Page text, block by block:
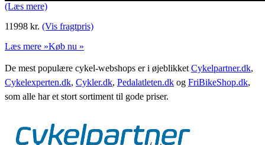
(Læs mere)
11998 kr. (Vis fragtpris)
Læs mere »Køb nu »
De mest populære cykel-webshops er i øjeblikket Cykelpartner.dk,
Cykelexperten.dk, Cykler.dk, Pedalatleten.dk og FriBikeShop.dk,
som alle har et stort sortiment til gode priser.